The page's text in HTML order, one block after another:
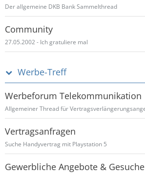
Der allgemeine DKB Bank Sammelthread
Community
27.05.2002 - Ich gratuliere mal
Werbe-Treff
Werbeforum Telekommunikation
Vertragsanfragen
Suche Handyvertrag mit Playstation 5
Gewerbliche Angebote & Gesuche